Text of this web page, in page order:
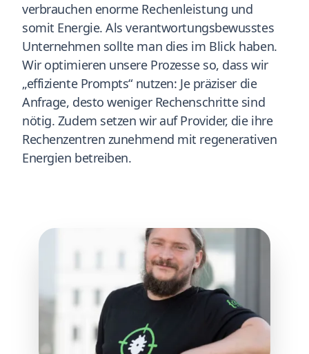
verbrauchen enorme Rechenleistung und
somit Energie. Als verantwortungsbewusstes
Unternehmen sollte man dies im Blick haben.
Wir optimieren unsere Prozesse so, dass wir
„effiziente Prompts“ nutzen: Je präziser die
Anfrage, desto weniger Rechenschritte sind
nötig. Zudem setzen wir auf Provider, die ihre
Rechenzentren zunehmend mit regenerativen
Energien betreiben.